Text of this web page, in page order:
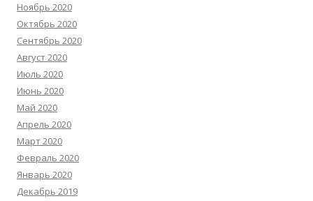
Ноябрь 2020
Октябрь 2020
Сентябрь 2020
Август 2020
Июль 2020
Июнь 2020
Май 2020
Апрель 2020
Март 2020
Февраль 2020
Январь 2020
Декабрь 2019